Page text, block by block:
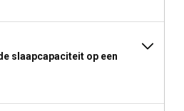
slaapcapaciteit op een